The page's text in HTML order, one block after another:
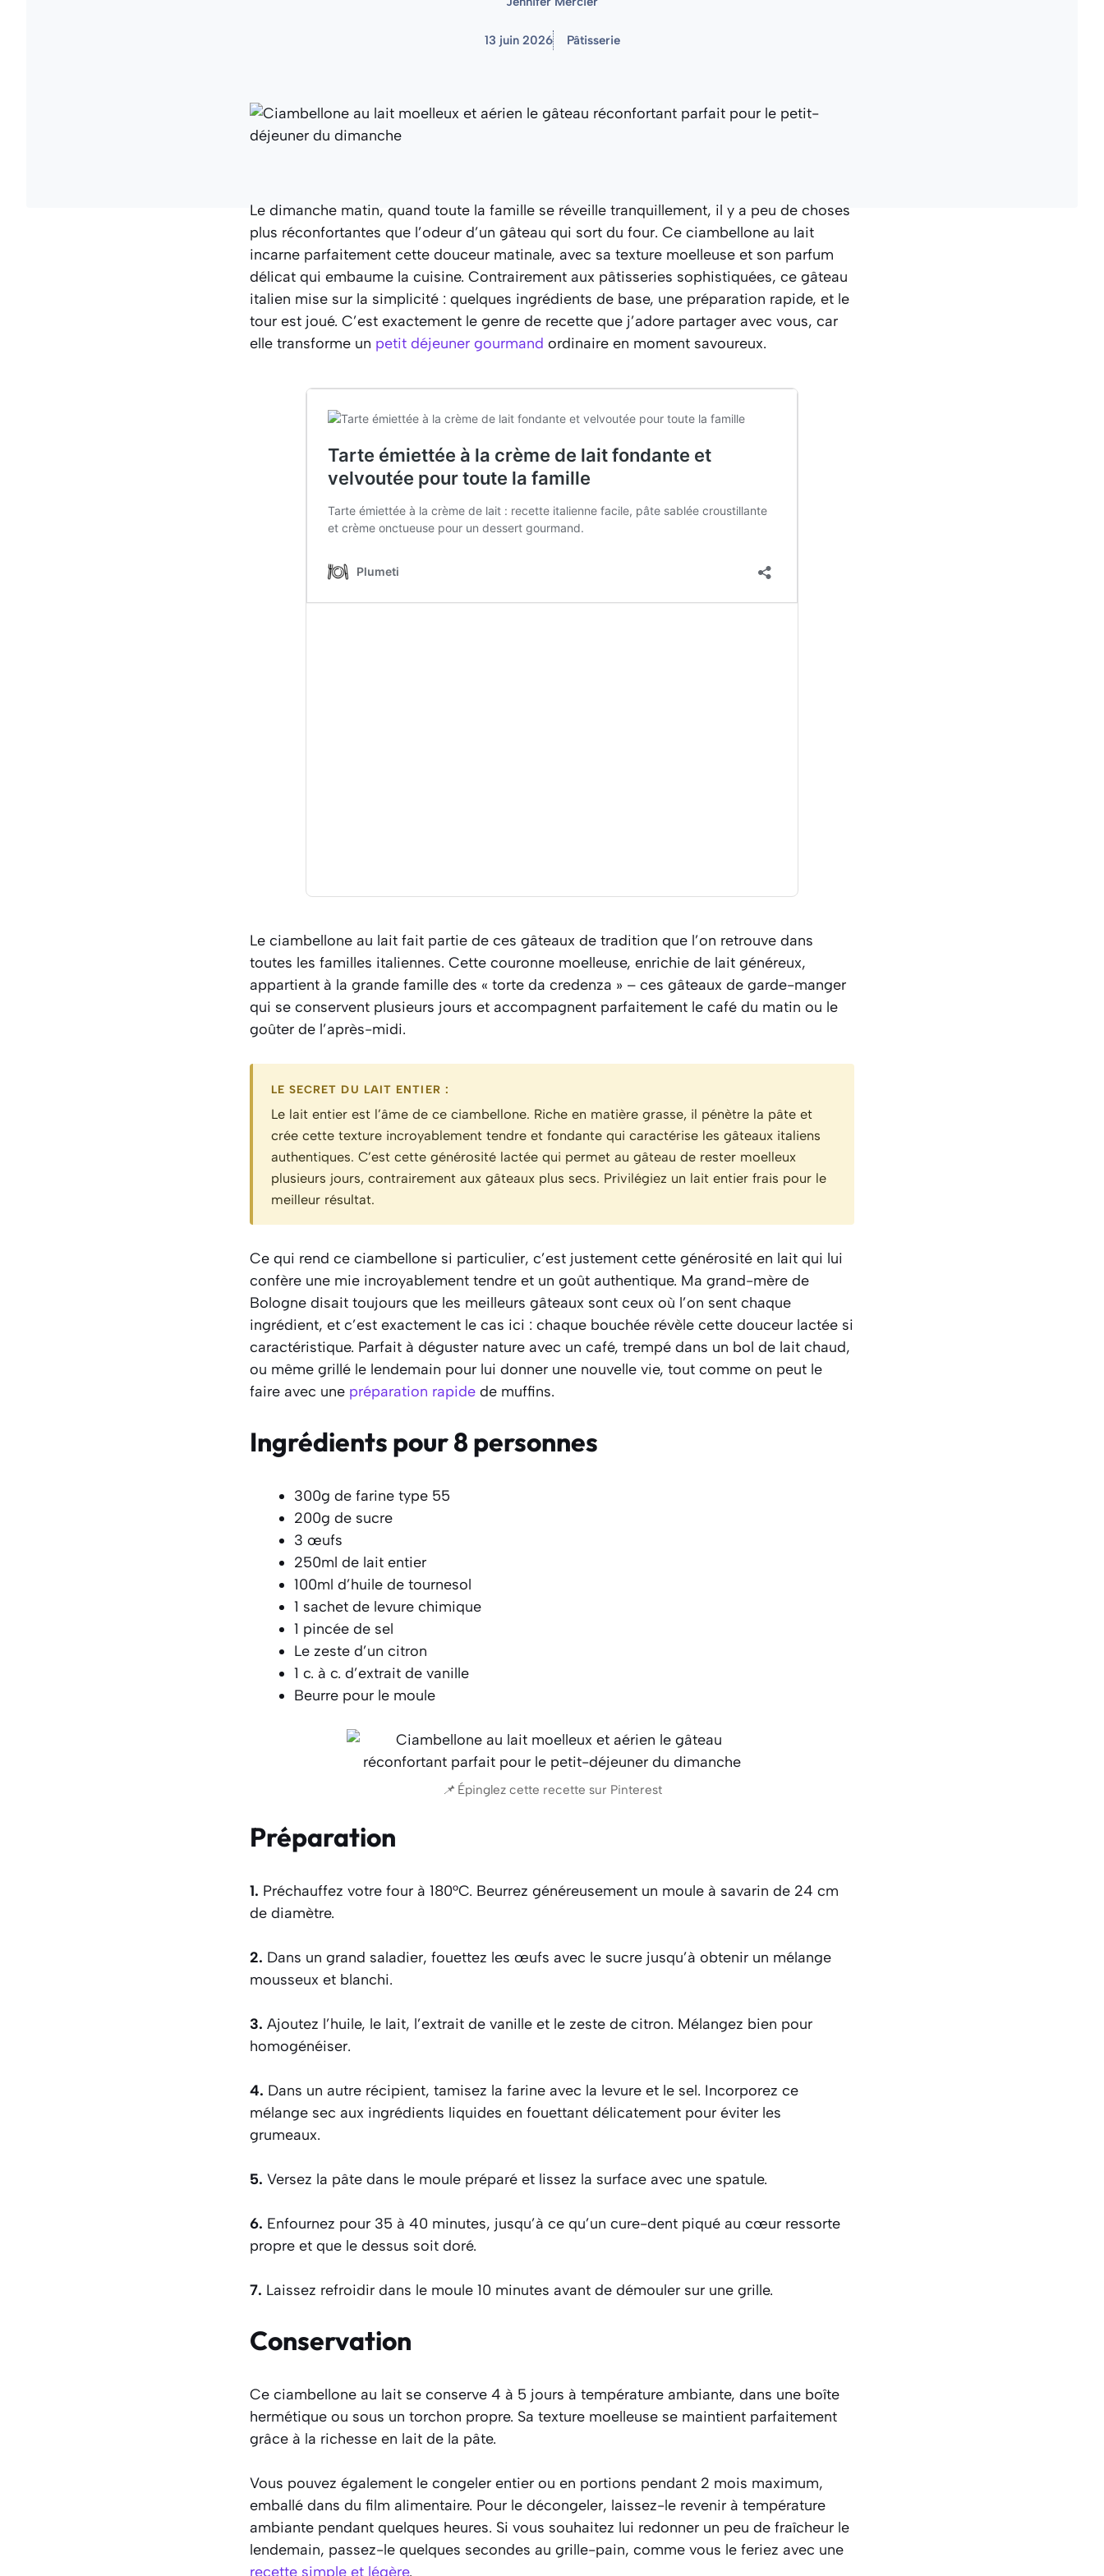
13 juin 2026 Pâtisserie
Le dimanche matin, quand toute la famille se réveille tranquillement, il y a peu de choses
plus réconfortantes que l’odeur d’un gâteau qui sort du four. Ce ciambellone au lait
incarne parfaitement cette douceur matinale, avec sa texture moelleuse et son parfum
délicat qui embaume la cuisine. Contrairement aux pâtisseries sophistiquées, ce gâteau
italien mise sur la simplicité : quelques ingrédients de base, une préparation rapide, et le
tour est joué. C’est exactement le genre de recette que j’adore partager avec vous, car
elle transforme un petit déjeuner gourmand ordinaire en moment savoureux.
Le ciambellone au lait fait partie de ces gâteaux de tradition que l’on retrouve dans
toutes les familles italiennes. Cette couronne moelleuse, enrichie de lait généreux,
appartient à la grande famille des « torte da credenza » – ces gâteaux de garde-manger
qui se conservent plusieurs jours et accompagnent parfaitement le café du matin ou le
goûter de l’après-midi.
LE SECRET DU LAIT ENTIER :
Le lait entier est l’âme de ce ciambellone. Riche en matière grasse, il pénètre la pâte et
crée cette texture incroyablement tendre et fondante qui caractérise les gâteaux italiens
authentiques. C’est cette générosité lactée qui permet au gâteau de rester moelleux
plusieurs jours, contrairement aux gâteaux plus secs. Privilégiez un lait entier frais pour le
meilleur résultat.
Ce qui rend ce ciambellone si particulier, c’est justement cette générosité en lait qui lui
confère une mie incroyablement tendre et un goût authentique. Ma grand-mère de
Bologne disait toujours que les meilleurs gâteaux sont ceux où l’on sent chaque
ingrédient, et c’est exactement le cas ici : chaque bouchée révèle cette douceur lactée si
caractéristique. Parfait à déguster nature avec un café, trempé dans un bol de lait chaud,
ou même grillé le lendemain pour lui donner une nouvelle vie, tout comme on peut le
faire avec une préparation rapide de muffins.
Ingrédients pour 8 personnes
300g de farine type 55
200g de sucre
3 œufs
250ml de lait entier
100ml d’huile de tournesol
1 sachet de levure chimique
1 pincée de sel
Le zeste d’un citron
1 c. à c. d’extrait de vanille
Beurre pour le moule
📌 Épinglez cette recette sur Pinterest
Préparation
1. Préchauffez votre four à 180°C. Beurrez généreusement un moule à savarin de 24 cm
de diamètre.
2. Dans un grand saladier, fouettez les œufs avec le sucre jusqu’à obtenir un mélange
mousseux et blanchi.
3. Ajoutez l’huile, le lait, l’extrait de vanille et le zeste de citron. Mélangez bien pour
homogénéiser.
4. Dans un autre récipient, tamisez la farine avec la levure et le sel. Incorporez ce
mélange sec aux ingrédients liquides en fouettant délicatement pour éviter les
grumeaux.
5. Versez la pâte dans le moule préparé et lissez la surface avec une spatule.
6. Enfournez pour 35 à 40 minutes, jusqu’à ce qu’un cure-dent piqué au cœur ressorte
propre et que le dessus soit doré.
7. Laissez refroidir dans le moule 10 minutes avant de démouler sur une grille.
Conservation
Ce ciambellone au lait se conserve 4 à 5 jours à température ambiante, dans une boîte
hermétique ou sous un torchon propre. Sa texture moelleuse se maintient parfaitement
grâce à la richesse en lait de la pâte.
Vous pouvez également le congeler entier ou en portions pendant 2 mois maximum,
emballé dans du film alimentaire. Pour le décongeler, laissez-le revenir à température
ambiante pendant quelques heures. Si vous souhaitez lui redonner un peu de fraîcheur le
lendemain, passez-le quelques secondes au grille-pain, comme vous le feriez avec une
recette simple et légère.